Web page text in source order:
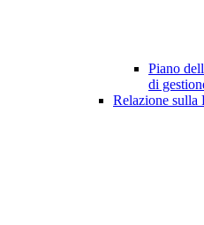
Piano
di
Relazione sulla